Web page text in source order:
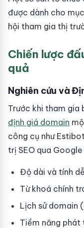
được dành cho
hội tham gia thị
Chiến lược
quả
Nghiên cứu và
Trước khi tham gia
định giá domain
công cụ như
trị SEO qua
Độ dài và tính
Từ khoá chính
Lịch sử domain
Tiềm năng phát